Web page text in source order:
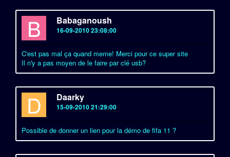
B Babaganoush
16-09-2010 23:08:00
C'est pas mal ça quand meme! Merci pour ce super site
Il n'y a pas moyen de le faire par clé usb?
D Daarky
15-09-2010 21:29:00
Possible de donner un lien pour la démo de fifa 11 ?